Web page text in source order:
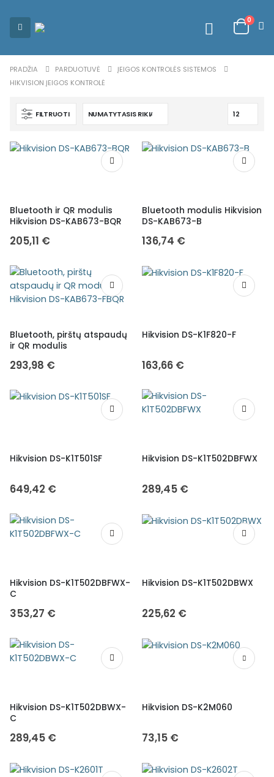
0
PRADŽIA PARDUOTUVĖ
ĮEIGOS KONTROLĖS SISTEMOS
HIKVISION ĮEIGOS KONTROLĖ
FILTRUOTI
Bluetooth ir QR modulis
Hikvision DS-KAB673-BQR
205,11 €
Bluetooth modulis Hikvision
DS-KAB673-B
136,74 €
Bluetooth, pirštų atspaudų
ir QR modulis
293,98 €
Hikvision DS-K1F820-F
163,66 €
Hikvision DS-K1T501SF
649,42 €
Hikvision DS-K1T502DBFWX
289,45 €
Hikvision DS-K1T502DBFWX-
C
353,27 €
Hikvision DS-K1T502DBWX
225,62 €
Hikvision DS-K1T502DBWX-
C
289,45 €
Hikvision DS-K2M060
73,15 €